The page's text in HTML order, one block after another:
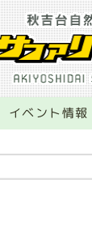
イベント情報